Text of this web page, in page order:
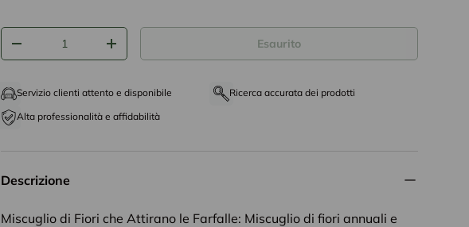
Q.tà
-
+ Esaurito
Servizio clienti attento e disponibile
Ricerca accurata dei prodotti
Alta professionalità e affidabilità
Descrizione
Miscuglio di Fiori che Attirano le Farfalle: Miscuglio di fiori annuali e